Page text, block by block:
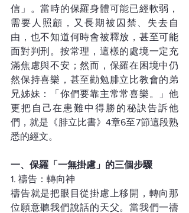
信」。當時的保羅身體可能已經軟弱，
需要人照顧，又長期被囚禁、失去自
由，也不知道何時會被釋放，甚至可能
面對判刑。按常理，這樣的處境一定充
滿焦慮與不安；然而，保羅在困境中仍
然保持喜樂，甚至勸勉腓立比教會的弟
兄姊妹：「你們要靠主常常喜樂。」他
更把自己在患難中得勝的秘訣告訴他
們，就是《腓立比書》4章6至7節這段熟
悉的經文。
一、保羅「一無掛慮」的三個步驟
1. 禱告：轉向神
禱告就是把眼目從掛慮上移開，轉向那
位願意聽我們說話的天父。當我們一禱